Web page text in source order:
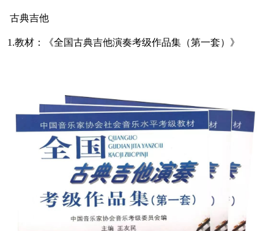
古典吉他
1.教材：《全国古典吉他演奏考级作品集（第一套）》